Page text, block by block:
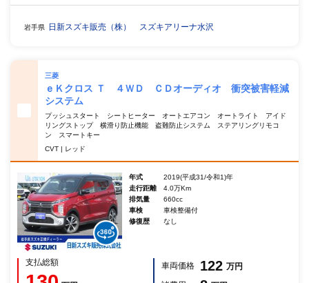
岩手県 日新スズキ販売（株） スズキアリーナ水沢
三菱
ｅＫクロス Ｔ ４ＷＤ ＣＤオーディオ 衝突被害軽減
システム
プッシュスタート シートヒーター オートエアコン オートライト アイド
リングストップ 横滑り防止機能 盗難防止システム ステアリングリモコ
ン スマートキー
CVT | レッド
年式
2019(平成31/令和1)年
走行距離
4.0万Km
排気量
660cc
車検
車検整備付
修復歴
なし
支払総額 車両価格 122 万円